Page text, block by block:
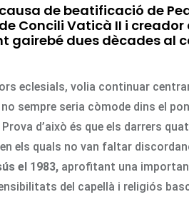
de beatificació de
Concili Vaticà II i creador
dues dècades al
eclesials, volia continuar
sempre seria còmode dins el
d’això és que els darrers
els quals no van faltar
el 1983, aprofitant una
del capellà i religiós